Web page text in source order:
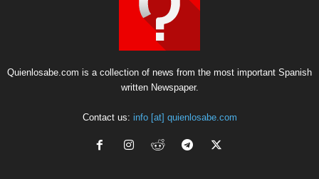
Quienlosabe.com is a collection of news from the most important Spanish
written Newspaper.
Contact us: info [at] quienlosabe.com